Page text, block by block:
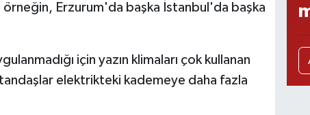
Erzurum'da başka İstanbul'da başka
için yazın klimaları çok kullanan
elektrikteki kademeye daha fazla